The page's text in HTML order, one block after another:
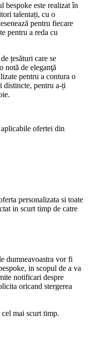
bespoke este realizat în
talentați, cu o
pentru fiecare
pentru a reda cu
țesături care se
notă de eleganţă
pentru a contura o
distincte, pentru a-ți
aplicabile ofertei din
personalizata si toate
in scurt timp de catre
dumneavoastra vor fi
in scopul de a va
notificari despre
oricand stergerea
mai scurt timp.